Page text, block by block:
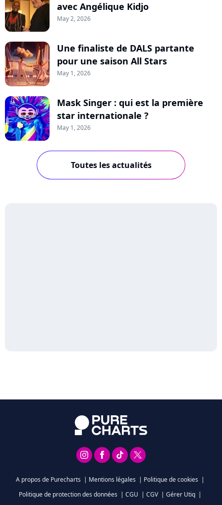
avec Angélique Kidjo
May 2, 2026
Une finaliste de DALS partante
pour une saison All Stars
May 1, 2026
Mask Singer : qui est la première
star internationale ?
May 1, 2026
Toutes les actualités
A propos de Purecharts | Mentions légales | Politique de cookies |
Politique de protection des données | CGU | CGV | Gérer Utiq |